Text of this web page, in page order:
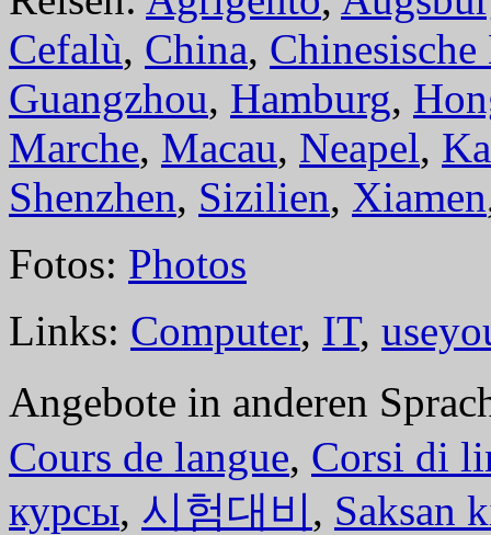
Cefalù, China, Chinesische
Guangzhou, Hamburg,
Marche, Macau, Neapel,
Shenzhen, Sizilien, Xiamen
Fotos: Photos
Links: Computer, IT,
Angebote in anderen
Cours de langue, Corsi di
курсы, 시험대비, Saksan